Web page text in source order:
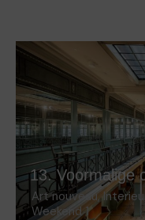
13. Voormalige
Art nouveau,
Weekend 1